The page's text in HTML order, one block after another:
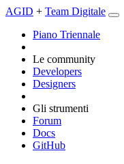
AGID + Team Digitale
Piano Triennale
Le community
Developers
Designers
Gli strumenti
Forum
Docs
GitHub